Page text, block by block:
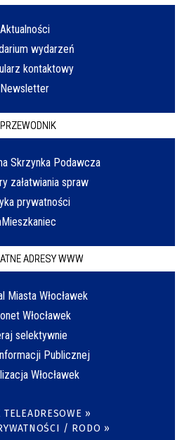
Aktualności
wydarzeń
kontaktowy
Newsletter
PRZEWODNIK
Skrzynka Podawcza
załatwiania spraw
prywatności
ADRESY WWW
Miasta Włocławek
Włocławek
selektywnie
Publicznej
Włocławek
»
/ RODO »